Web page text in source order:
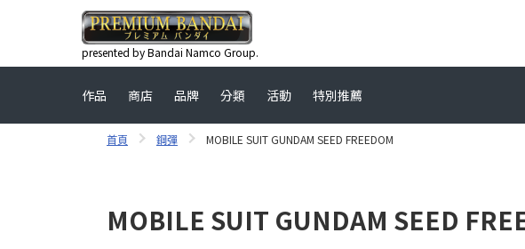
presented by Bandai Namco Group.
作品 商店 品牌 分類 活動 特別推薦
首頁 鋼彈 MOBILE SUIT GUNDAM SEED FREEDOM
MOBILE SUIT GUNDAM SEED